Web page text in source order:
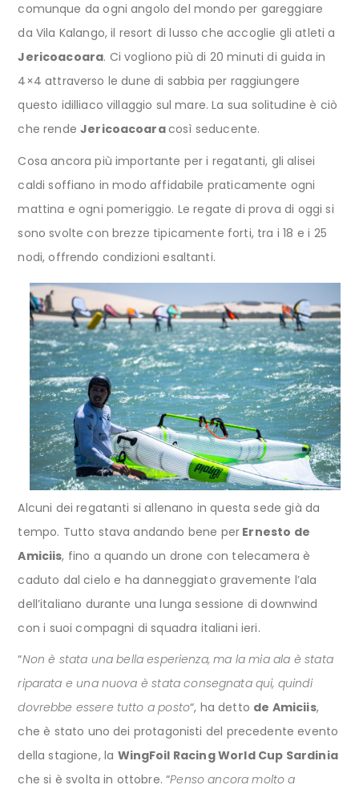
comunque da ogni angolo del mondo per gareggiare
da Vila Kalango, il resort di lusso che accoglie gli atleti a
Jericoacoara. Ci vogliono più di 20 minuti di guida in
4×4 attraverso le dune di sabbia per raggiungere
questo idilliaco villaggio sul mare. La sua solitudine è ciò
che rendeJericoacoaracosì seducente.
Cosa ancora più importante per i regatanti, gli alisei
caldi soffiano in modo affidabile praticamente ogni
mattina e ogni pomeriggio. Le regate di prova di oggi si
sono svolte con brezze tipicamente forti, tra i 18 e i 25
nodi, offrendo condizioni esaltanti.
Alcuni dei regatanti si allenano in questa sede già da
tempo. Tutto stava andando bene per Ernesto de
Amiciis, fino a quando un drone con telecamera è
caduto dal cielo e ha danneggiato gravemente l’ala
dell’italiano durante una lunga sessione di downwind
con i suoi compagni di squadra italiani ieri.
“Non è stata una bella esperienza, ma la mia ala è stata
riparata e una nuova è stata consegnata qui, quindi
dovrebbe essere tutto a posto“, ha detto de Amiciis,
che è stato uno dei protagonisti del precedente evento
della stagione, la WingFoil Racing World Cup Sardinia
che si è svolta in ottobre. “Penso ancora molto a